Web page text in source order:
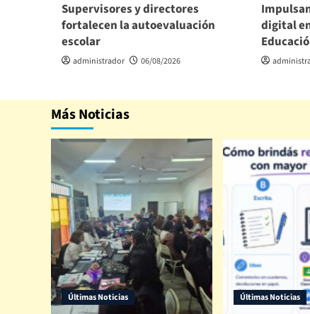
Supervisores y directores
fortalecen la autoevaluación
escolar
administrador 06/08/2026
digital
Más Noticias
Últimas Noticias Últimas Noticias